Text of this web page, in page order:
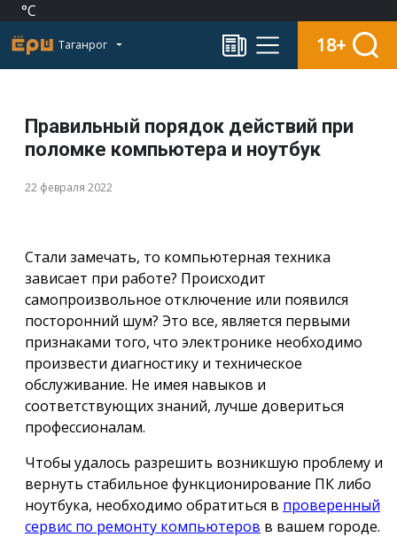
°C
Таганрог 18+
Правильный порядок действий при
поломке компьютера и ноутбук
22 февраля 2022
Стали замечать, то компьютерная техника
зависает при работе? Происходит
самопроизвольное отключение или появился
посторонний шум? Это все, является первыми
признаками того, что электронике необходимо
произвести диагностику и техническое
обслуживание. Не имея навыков и
соответствующих знаний, лучше довериться
профессионалам.
Чтобы удалось разрешить возникшую проблему и
вернуть стабильное функционирование ПК либо
ноутбука, необходимо обратиться в проверенный
сервис по ремонту компьютеров в вашем городе.